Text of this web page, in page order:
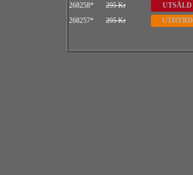
268258* 295 Kr
UTSÅLD
268257* 295 Kr UTHYRD